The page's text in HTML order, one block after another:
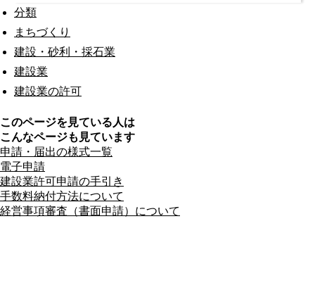
分類
まちづくり
建設・砂利・採石業
建設業
建設業の許可
このページを見ている人は
こんなページも見ています
申請・届出の様式一覧
電子申請
建設業許可申請の手引き
手数料納付方法について
経営事項審査（書面申請）について